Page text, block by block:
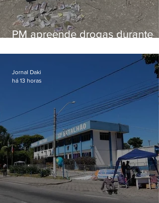
PM apreende drogas durante
Jornal Daki
há 13 horas